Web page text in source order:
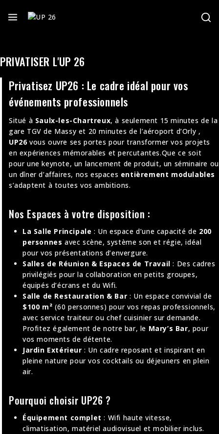
PRIVATISER L'UP 26
Privatisez UP26 : Le cadre idéal pour vos
événements professionnels
Situé à Saulx-les-Chartreux, à seulement 15 minutes de la
gare TGV de Massy et 20 minutes de l’aéroport d’Orly ,
UP26vous ouvre ses portes pour transformer vos projets
en expériences mémorables et percutantes.Que ce soit
pour une keynote, un lancement de produit, un séminaire ou
un dîner d’affaires, nos espaces entièrement modulables
s’adaptent à toutes vos ambitions.
Nos Espaces à votre disposition :
La Salle Principale : Un espace d’une capacité de 200
personnes avec scène, système son et régie, idéal
pour vos présentations d’envergure.
Salles de Réunion & Espaces de Travail : Des cadres
privilégiés pour la collaboration en petits groupes,
équipés d’écrans et du Wifi.
Salle de Restauration & Bar : Un espace convivial de
$100 m² (60 personnes) pour vos repas professionnels,
avec service traiteur ou chef cuisinier sur demande.
Profitez également de notre bar, le Mary’s Bar, pour
vos moments de détente.
Jardin Extérieur : Un cadre reposant et inspirant en
pleine nature pour vos cocktails ou déjeuners en plein
air.
Pourquoi choisir UP26 ?
Équipement complet : Wifi haute vitesse,
climatisation, matériel audiovisuel et mobilier inclus.